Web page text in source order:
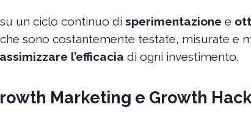
un ciclo continuo di sperimentazione e
sono costantemente testate, misurate e
l’efficacia di ogni investimento.
Marketing e Growth